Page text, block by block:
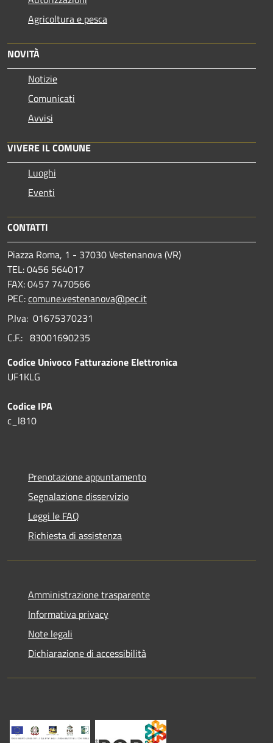
Agricoltura e pesca
NOVITÀ
Notizie
Comunicati
Avvisi
VIVERE IL COMUNE
Luoghi
Eventi
CONTATTI
Piazza Roma, 1 - 37030 Vestenanova (VR)
TEL: 0456 564017
FAX: 0457 7470566
PEC:comune.vestenanova@pec.it
P.Iva: 01675370231
C.F.: 83001690235
Codice Univoco Fatturazione Elettronica
UF1KLG
Codice IPA
c_l810
Prenotazione appuntamento
Segnalazione disservizio
Leggi le FAQ
Richiesta di assistenza
Amministrazione trasparente
Informativa privacy
Note legali
Dichiarazione di accessibilità